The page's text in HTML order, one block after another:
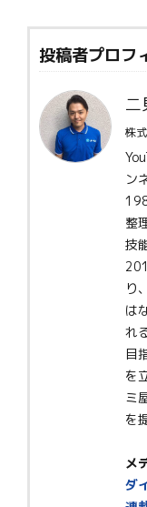
投稿者プロフ
二
株
ン
整
技
り
は
れ
目
を
ミ
を
メ
ダ